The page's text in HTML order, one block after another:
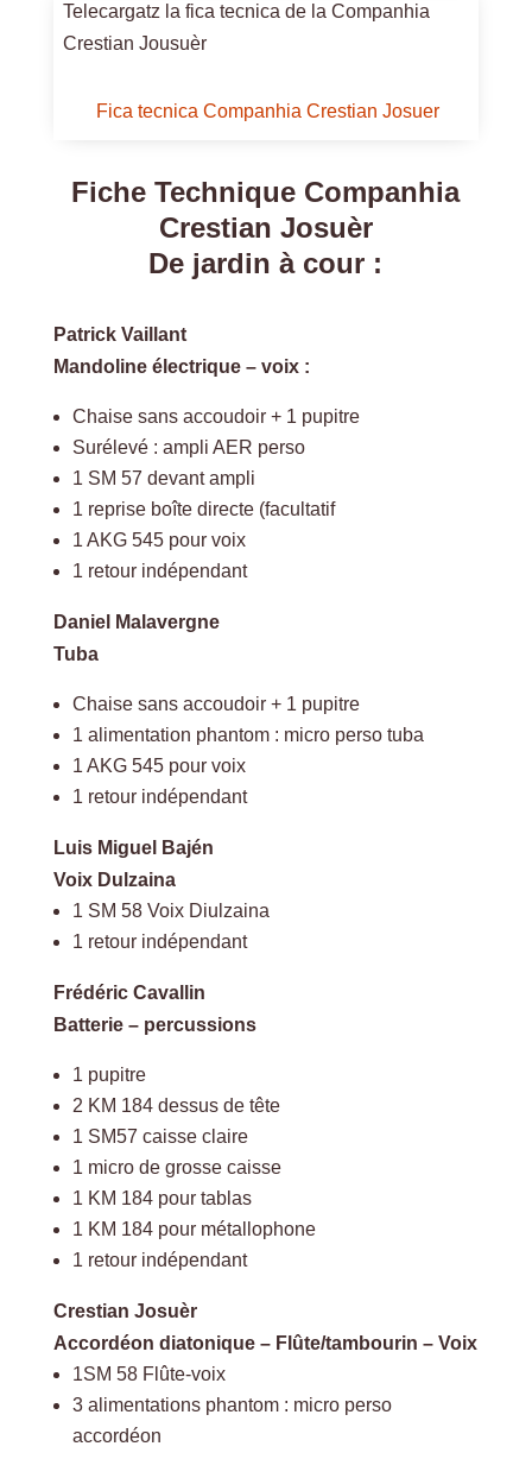
Telecargatz la fica tecnica de la Companhia
Crestian Jousuèr
Fica tecnica Companhia Crestian Josuer
Fiche Technique Companhia
Crestian Josuèr
De jardin à cour :
Patrick Vaillant
Mandoline électrique – voix :
Chaise sans accoudoir + 1 pupitre
Surélevé : ampli AER perso
1 SM 57 devant ampli
1 reprise boîte directe (facultatif
1 AKG 545 pour voix
1 retour indépendant
Daniel Malavergne
Tuba
Chaise sans accoudoir + 1 pupitre
1 alimentation phantom : micro perso tuba
1 AKG 545 pour voix
1 retour indépendant
Luis Miguel Bajén
Voix Dulzaina
1 SM 58 Voix Diulzaina
1 retour indépendant
Frédéric Cavallin
Batterie – percussions
1 pupitre
2 KM 184 dessus de tête
1 SM57 caisse claire
1 micro de grosse caisse
1 KM 184 pour tablas
1 KM 184 pour métallophone
1 retour indépendant
Crestian Josuèr
Accordéon diatonique – Flûte/tambourin – Voix
1SM 58 Flûte-voix
3 alimentations phantom : micro perso
accordéon